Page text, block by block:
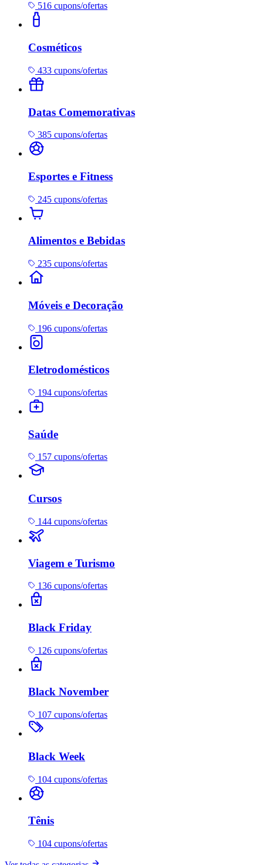
516 cupons/ofertas
Cosméticos
433 cupons/ofertas
Datas Comemorativas
385 cupons/ofertas
Esportes e Fitness
245 cupons/ofertas
Alimentos e Bebidas
235 cupons/ofertas
Móveis e Decoração
196 cupons/ofertas
Eletrodomésticos
194 cupons/ofertas
Saúde
157 cupons/ofertas
Cursos
144 cupons/ofertas
Viagem e Turismo
136 cupons/ofertas
Black Friday
126 cupons/ofertas
Black November
107 cupons/ofertas
Black Week
104 cupons/ofertas
Tênis
104 cupons/ofertas